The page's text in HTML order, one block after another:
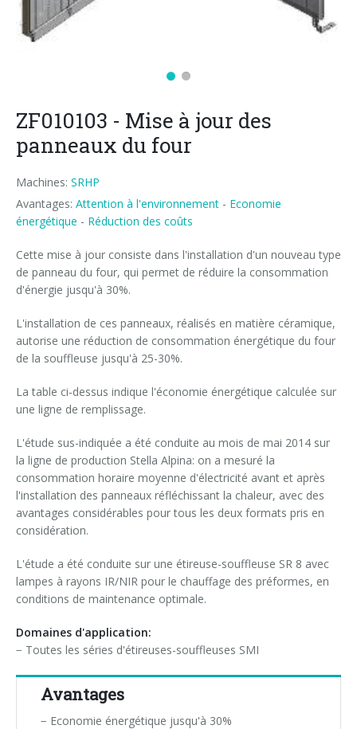
Certifications et Associations
Whistleblowing
Économie d'énergie
Solutions compactes
Visite virtuelle
REMPLISSEUSES POUR BOUTEILLES PET/ rPET
Film thermorétractable
entrée en ligne
Film étirable
entrée en ligne
entrée à 90°
Carton RSC (américain)
Carton Kraft
Barquette en carton
Carton et film combiné
entrée à 90°
PALETTISEURS
Minipal
Entrée à 90°
CONVOYEURS
Services Smycall
AR Smart Glasses
Assistance sur place
Training
Formation
Formation souffleuses et remplisseuses
Formation machines de conditionnement
Demande d'informations
News
Sminow magazine
Communiqués de presse
Filiales
Demande d'informations
Fournisseurs
Careers
Modifiez votre C.V.
Opportunités de travail
ZF010103 - Mise à jour des
panneaux du four
Machines: SRHP
Avantages: Attention à l'environnement - Economie
énergétique - Réduction des coûts
Cette mise à jour consiste dans l'installation d'un nouveau type
de panneau du four, qui permet de réduire la consommation
d'énergie jusqu'à 30%.
L'installation de ces panneaux, réalisés en matière céramique,
autorise une réduction de consommation énergétique du four
de la souffleuse jusqu'à 25-30%.
La table ci-dessus indique l'économie énergétique calculée sur
une ligne de remplissage.
L'étude sus-indiquée a été conduite au mois de mai 2014 sur
la ligne de production Stella Alpina: on a mesuré la
consommation horaire moyenne d'électricité avant et après
l'installation des panneaux réfléchissant la chaleur, avec des
avantages considérables pour tous les deux formats pris en
considération.
L'étude a été conduite sur une étireuse-souffleuse SR 8 avec
lampes à rayons IR/NIR pour le chauffage des préformes, en
conditions de maintenance optimale.
Domaines d'application:
− Toutes les séries d'étireuses-souffleuses SMI
Avantages
− Economie énergétique jusqu'à 30%